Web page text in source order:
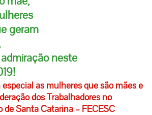
geram
neste
às mulheres que são mães e
dos Trabalhadores no
de Santa Catarina – FECESC